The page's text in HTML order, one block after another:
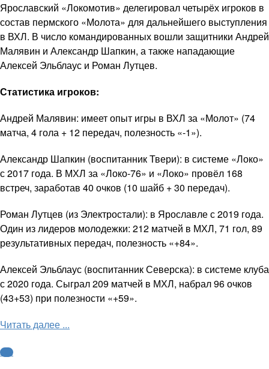
Ярославский «Локомотив» делегировал четырёх игроков в
состав пермского «Молота» для дальнейшего выступления
в ВХЛ. В число командированных вошли защитники Андрей
Малявин и Александр Шапкин, а также нападающие
Алексей Эльблаус и Роман Лутцев.
Статистика игроков:
Андрей Малявин: имеет опыт игры в ВХЛ за «Молот» (74
матча, 4 гола + 12 передач, полезность «-1»).
Александр Шапкин (воспитанник Твери): в системе «Локо»
с 2017 года. В МХЛ за «Локо-76» и «Локо» провёл 168
встреч, заработав 40 очков (10 шайб + 30 передач).
Роман Лутцев (из Электростали): в Ярославле с 2019 года.
Один из лидеров молодежки: 212 матчей в МХЛ, 71 гол, 89
результативных передач, полезность «+84».
Алексей Эльблаус (воспитанник Северска): в системе клуба
с 2020 года. Сыграл 209 матчей в МХЛ, набрал 96 очков
(43+53) при полезности «+59».
Читать далее ...
КХЛ